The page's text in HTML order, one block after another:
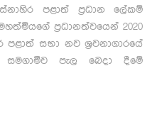
පළාත් ප්‍රධාන ලේකම්
ප්‍රධානත්වයෙන් 2020
සභා නව ශ්‍රවනාගාරයේ
පැල බෙදා දීමේ